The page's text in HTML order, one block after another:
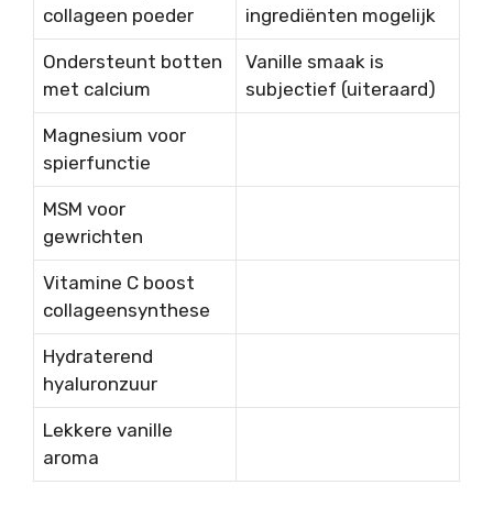
collageen poeder
ingrediënten mogelijk
Ondersteunt botten
met calcium
Vanille smaak is
subjectief (uiteraard)
Magnesium voor
spierfunctie
MSM voor
gewrichten
Vitamine C boost
collageensynthese
Hydraterend
hyaluronzuur
Lekkere vanille
aroma